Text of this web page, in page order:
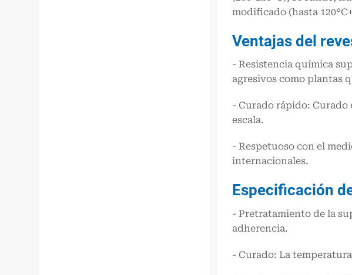
modificado (hasta
Ventajas del
- Resistencia química
agresivos como plantas
- Curado rápido:
escala.
- Respetuoso con el
internacionales.
Especificación
- Pretratamiento de la
adherencia.
- Curado: La